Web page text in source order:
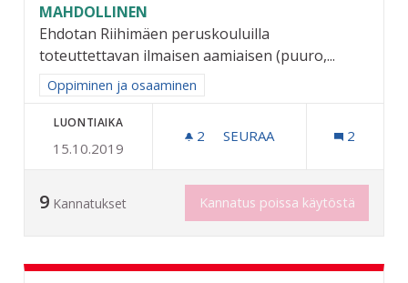
MAHDOLLINEN
Ehdotan Riihimäen peruskouluilla
toteuttettavan ilmaisen aamiaisen (puuro,...
Rajaa tulokset aihepiirin mukaan: Oppiminen ja osaaminen
Oppiminen ja osaaminen
LUONTIAIKA
15.10.2019
2 2 SEURAAJAA
SEURAA 2
9 Kannatukset Kannatus poissa käytöstä